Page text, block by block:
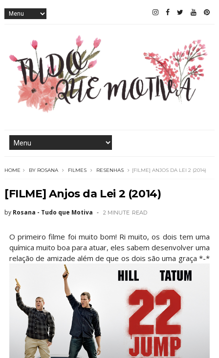
HOME BY ROSANA FILMES RESENHAS [FILME] ANJOS DA LEI 2 (2014)
[FILME] Anjos da Lei 2 (2014)
by Rosana - Tudo que Motiva 2 MINUTE READ
O primeiro filme foi muito bom! Ri muito, os dois tem uma
química muito boa para atuar, eles sabem desenvolver uma
relação de amizade além de que os dois são uma graça *-*